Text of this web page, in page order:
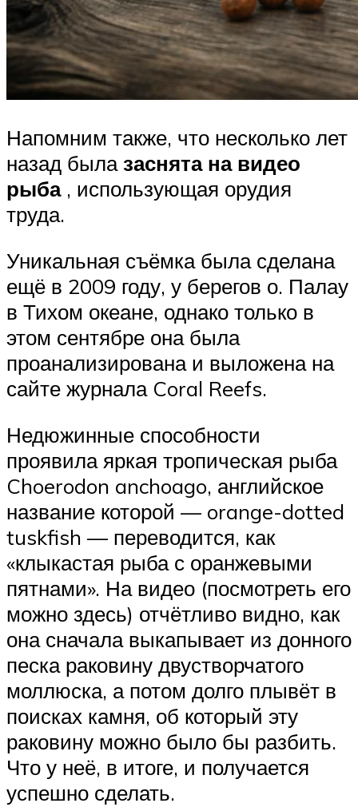
Напомним также, что несколько лет
назад былазаснята на видео
рыба, использующая орудия
труда.
Уникальная съёмка была сделана
ещё в 2009 году, у берегов о. Палау
в Тихом океане, однако только в
этом сентябре она была
проанализирована и выложена на
сайте журнала Coral Reefs.
Недюжинные способности
проявила яркая тропическая рыба
Choerodon anchoago, английское
название которой — orange-dotted
tuskfish — переводится, как
«клыкастая рыба с оранжевыми
пятнами». На видео (посмотреть его
можно здесь) отчётливо видно, как
она сначала выкапывает из донного
песка раковину двустворчатого
моллюска, а потом долго плывёт в
поисках камня, об который эту
раковину можно было бы разбить.
Что у неё, в итоге, и получается
успешно сделать.